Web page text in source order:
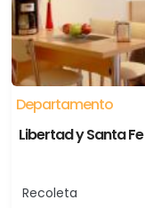
Departamento
Libertad y Santa Fe
Recoleta